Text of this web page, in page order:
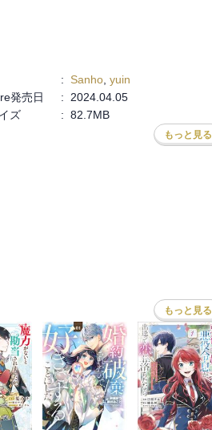
: Sanho yuin
発売日 :
2024.04.05
ズ : 82.7MB
もっと見る
もっと見る